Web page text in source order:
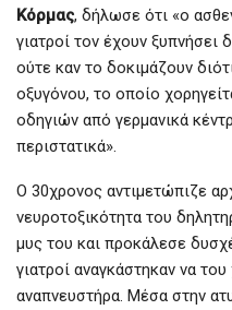
Κόρμας, δήλωσε ότι «ο
γιατροί τον έχουν
ούτε καν το δοκιμάζουν
οξυγόνου, το οποίο
οδηγιών από γερμανικά
περιστατικά».
Ο 30χρονος αντιμετώπιζε
νευροτοξικότητα του
μυς του και προκάλεσε
γιατροί αναγκάστηκαν να
αναπνευστήρα. Μέσα στην